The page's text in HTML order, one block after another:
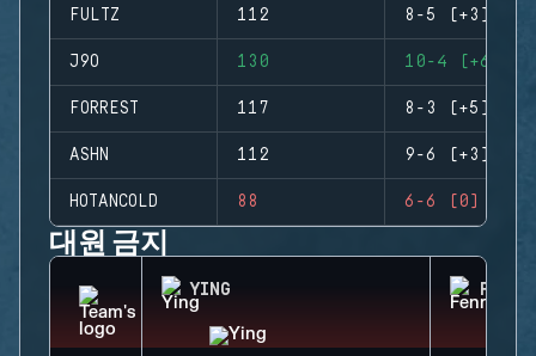
FULTZ 112 8-5 (+3)
J9O 130 10-4 (+6)
FORREST 117 8-3 (+5)
ASHN 112 9-6 (+3)
HOTANCOLD 88 6-6 (0)
대원 금지
YING